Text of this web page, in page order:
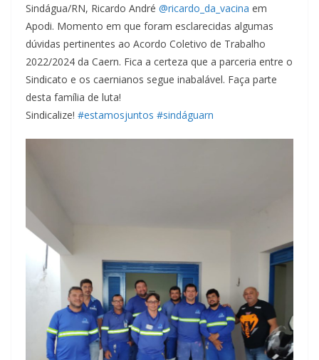
Sindágua/RN, Ricardo André @ricardo_da_vacina em
Apodi. Momento em que foram esclarecidas algumas
dúvidas pertinentes ao Acordo Coletivo de Trabalho
2022/2024 da Caern. Fica a certeza que a parceria entre o
Sindicato e os caernianos segue inabalável. Faça parte
desta família de luta!
Sindicalize! #estamosjuntos #sindáguarn